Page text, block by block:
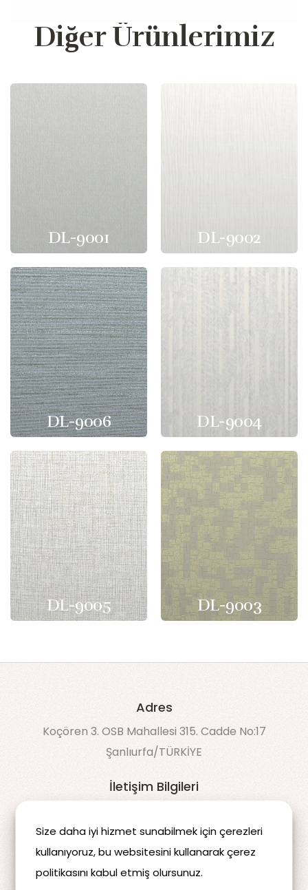
Size daha iyi hizmet sunabilmek için çerezleri
kullanıyoruz, bu websitesini kullanarak çerez
politikasını kabul etmiş olursunuz.
Diğer Ürünlerimiz
DL-9001 DL-9002
DL-9006 DL-9004
DL-9005 DL-9003
Adres
Koçören 3. OSB Mahallesi 315. Cadde No:17
Şanlıurfa/TÜRKİYE
İletişim Bilgileri
info@decomdis.com